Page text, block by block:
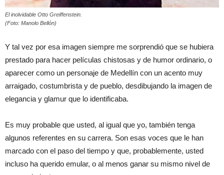
El inolvidable Otto Greiffenstein.
(Foto: Manolo Bellón)
Y tal vez por esa imagen siempre me sorprendió que se hubiera
prestado para hacer películas chistosas y de humor ordinario, o
aparecer como un personaje de Medellín con un acento muy
arraigado, costumbrista y de pueblo, desdibujando la imagen de
elegancia y glamur que lo identificaba.
Es muy probable que usted, al igual que yo, también tenga
algunos referentes en su carrera. Son esas voces que le han
marcado con el paso del tiempo y que, probablemente, usted
incluso ha querido emular, o al menos ganar su mismo nivel de